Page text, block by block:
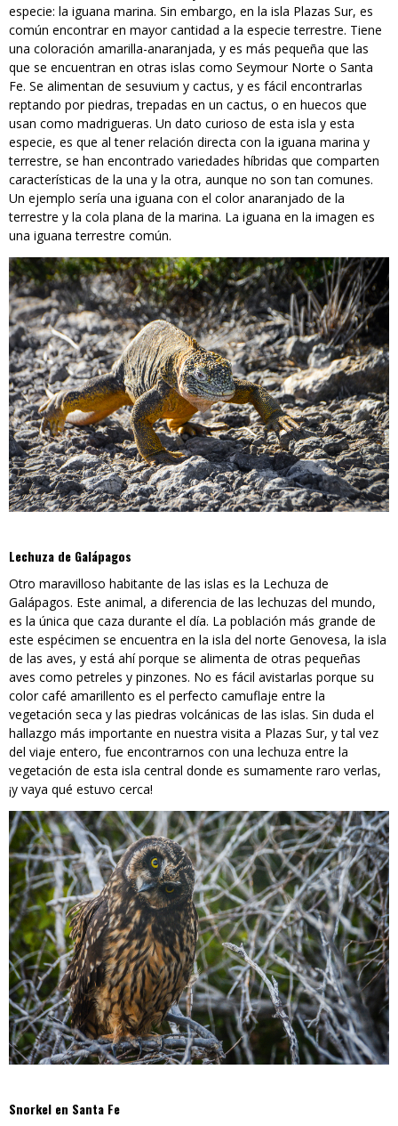
especie: la iguana marina. Sin embargo, en la isla Plazas Sur, es
común encontrar en mayor cantidad a la especie terrestre. Tiene
una coloración amarilla-anaranjada, y es más pequeña que las
que se encuentran en otras islas como Seymour Norte o Santa
Fe. Se alimentan de sesuvium y cactus, y es fácil encontrarlas
reptando por piedras, trepadas en un cactus, o en huecos que
usan como madrigueras. Un dato curioso de esta isla y esta
especie, es que al tener relación directa con la iguana marina y
terrestre, se han encontrado variedades híbridas que comparten
características de la una y la otra, aunque no son tan comunes.
Un ejemplo sería una iguana con el color anaranjado de la
terrestre y la cola plana de la marina. La iguana en la imagen es
una iguana terrestre común.
Lechuza de Galápagos
Otro maravilloso habitante de las islas es la Lechuza de
Galápagos. Este animal, a diferencia de las lechuzas del mundo,
es la única que caza durante el día. La población más grande de
este espécimen se encuentra en la isla del norte Genovesa, la isla
de las aves, y está ahí porque se alimenta de otras pequeñas
aves como petreles y pinzones. No es fácil avistarlas porque su
color café amarillento es el perfecto camuflaje entre la
vegetación seca y las piedras volcánicas de las islas. Sin duda el
hallazgo más importante en nuestra visita a Plazas Sur, y tal vez
del viaje entero, fue encontrarnos con una lechuza entre la
vegetación de esta isla central donde es sumamente raro verlas,
¡y vaya qué estuvo cerca!
Snorkel en Santa Fe